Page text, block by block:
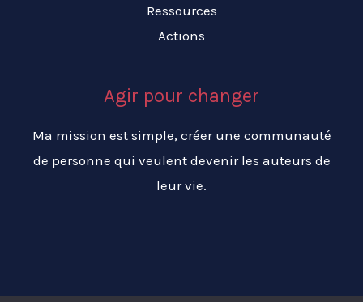
Ressources
Actions
Agir pour changer
Ma mission est simple, créer une communauté
de personne qui veulent devenir les auteurs de
leur vie.